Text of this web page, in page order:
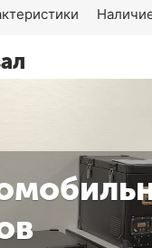
Задать